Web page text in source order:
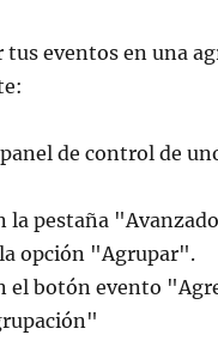
tus eventos en una
de control de
la pestaña
opción "Agrupar".
el botón evento